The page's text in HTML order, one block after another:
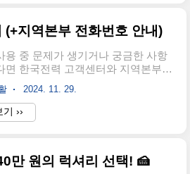
파악하는 것이 우선입니다. 개인적
절차를 진행하세요. 1. 한전: ON 모
을 활용한 신고 방법요즘 가장 손쉬
은 한전: ON 앱을 활용하는 것입니
있어 매우 편리합니다. 구글 한전ON
(+지역본부 전화번호 안내)
용 중 문제가 생기거나 궁금한 사항
면 한국전력 고객센터와 지역본부를
르게 도움을 받을 수 있습니다. 이번
서는 한국전력 고객센터 전화번호,
용 방법, 그리고 주요 지역본부 전화
정리하여 신속하고 정확하게 문제를
고객센터는 전기요금 조회, 전기 고
2024. 11. 29.
››
만 원의 럭셔리 선택! 🍰